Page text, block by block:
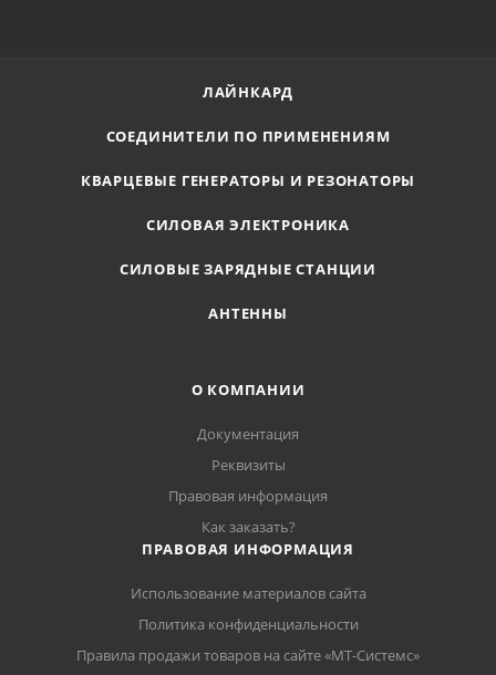
ЛАЙНКАРД
СОЕДИНИТЕЛИ ПО ПРИМЕНЕНИЯМ
КВАРЦЕВЫЕ ГЕНЕРАТОРЫ И РЕЗОНАТОРЫ
СИЛОВАЯ ЭЛЕКТРОНИКА
СИЛОВЫЕ ЗАРЯДНЫЕ СТАНЦИИ
АНТЕННЫ
О КОМПАНИИ
Документация
Реквизиты
Правовая информация
Как заказать?
ПРАВОВАЯ ИНФОРМАЦИЯ
Использование материалов сайта
Политика конфиденциальности
Правила продажи товаров на сайте «МТ-Системс»